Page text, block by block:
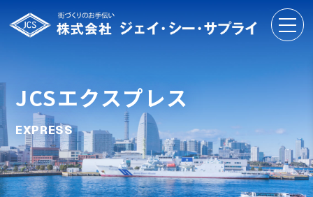
JCSエクスプレス
EXPRESS